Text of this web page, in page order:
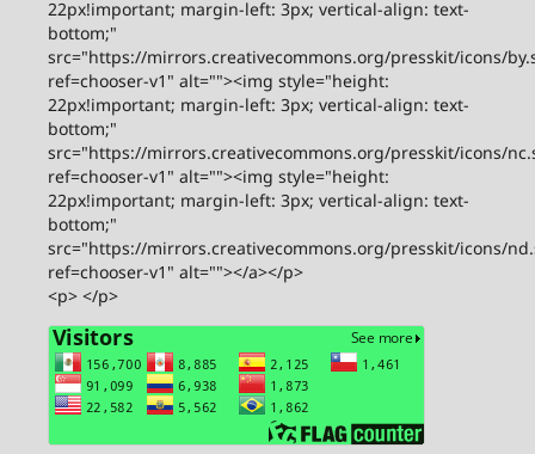
22px!important; margin-left: 3px; vertical-align: text-
bottom;"
src="https://mirrors.creativecommons.org/presskit/icons/
ref=chooser-v1" alt=""><img style="height:
22px!important; margin-left: 3px; vertical-align: text-
bottom;"
src="https://mirrors.creativecommons.org/presskit/icons/
ref=chooser-v1" alt=""><img style="height:
22px!important; margin-left: 3px; vertical-align: text-
bottom;"
src="https://mirrors.creativecommons.org/presskit/icons/
ref=chooser-v1" alt=""></a></p>
<p> </p>